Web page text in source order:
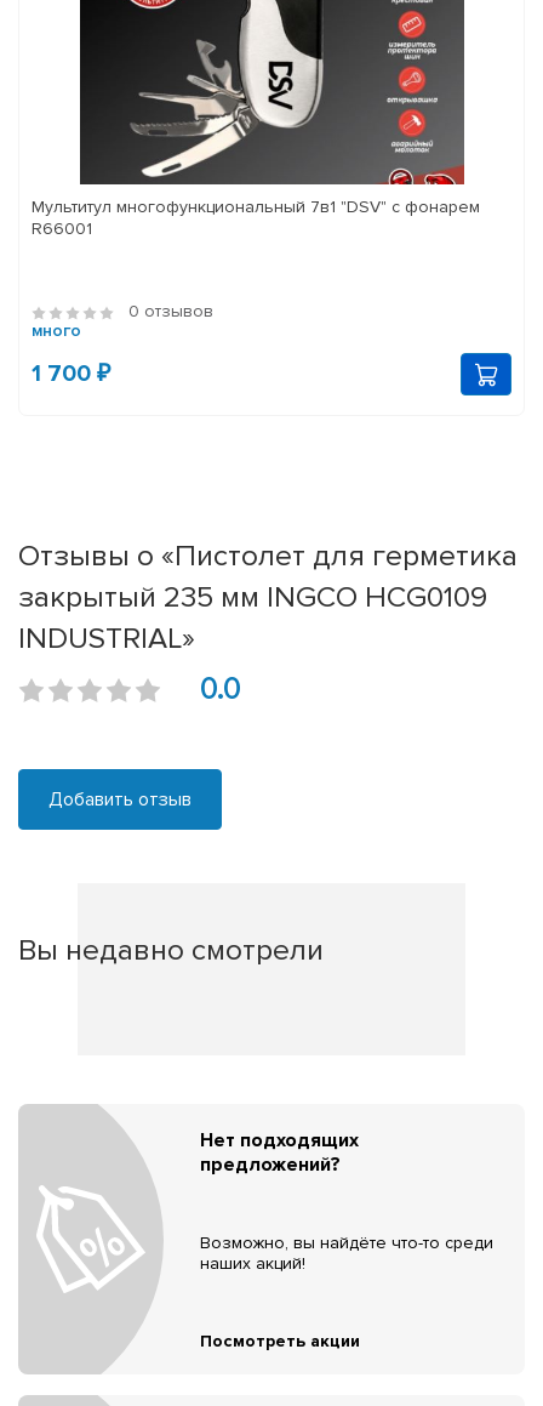
Мультитул многофункциональный 7в1 "DSV" с фонарем
R66001
0 отзывов
много
1 700 ₽
Отзывы о «Пистолет для герметика
закрытый 235 мм INGCO HCG0109
INDUSTRIAL»
0.0
Добавить отзыв
Вы недавно смотрели
Нет подходящих
предложений?
Возможно, вы найдёте что-то среди
наших акций!
Посмотреть акции